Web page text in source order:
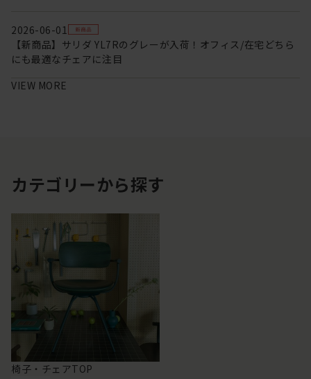
2026-06-01
【新商品】サリダ YL7Rのグレーが入荷！オフィス/在宅どちら
にも最適なチェアに注目
VIEW MORE
カテゴリーから探す
椅子・チェアTOP